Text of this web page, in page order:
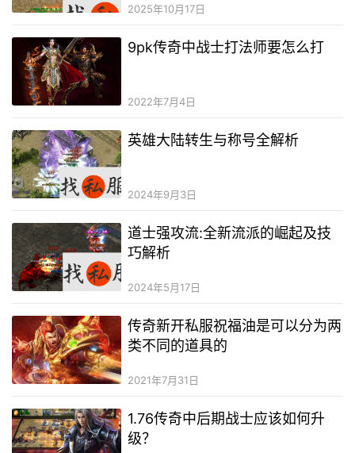
2025年10月17日
9pk传奇中战士打法师要怎么打
2022年7月4日
英雄大陆转生与称号全解析
2024年9月3日
道士强攻流:全新流派的崛起及技
巧解析
2024年5月17日
传奇新开私服祝福油是可以分为两
类不同的道具的
2021年7月31日
1.76传奇中后期战士应该如何升
级？